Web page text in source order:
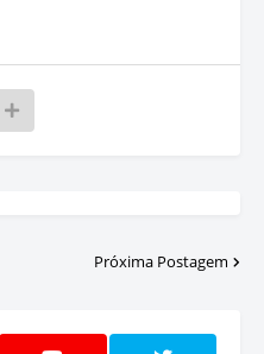
Próxima Postagem